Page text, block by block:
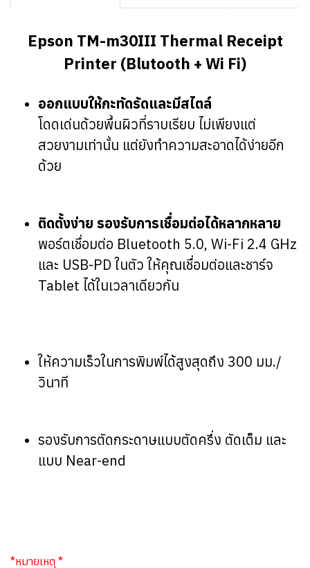
Epson TM-m30III Thermal Receipt
Printer (Blutooth + Wi Fi)
ออกแบบให้กะทัดรัดและมีสไตล์
โดดเด่นด้วยพื้นผิวที่ราบเรียบ ไม่เพียงแต่
สวยงามเท่านั้น แต่ยังทำความสะอาดได้ง่ายอีก
ด้วย
ติดตั้งง่าย รองรับการเชื่อมต่อได้หลากหลาย
พอร์ตเชื่อมต่อ Bluetooth 5.0, Wi-Fi 2.4 GHz
และ USB-PD ในตัว ให้คุณเชื่อมต่อและชาร์จ
Tablet ได้ในเวลาเดียวกัน
ให้ความเร็วในการพิมพ์ได้สูงสุดถึง 300 มม./
วินาที
รองรับการตัดกระดาษแบบตัดครึ่ง ตัดเต็ม และ
แบบ Near-end
*หมายเหตุ *